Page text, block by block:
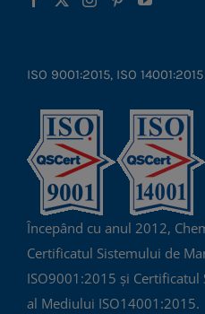
ISO 9001:2015, ISO 14001:2015
Începând cu anul 2012,
Certificatul Sistemului de
ISO9001:2015 și
al Mediului ISO14001:2015.